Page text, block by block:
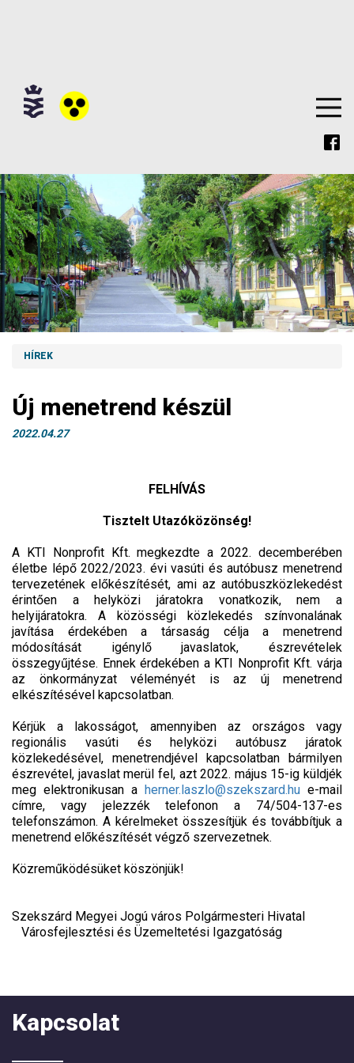
HÍREK
Új menetrend készül
2022.04.27
FELHÍVÁS
Tisztelt Utazóközönség!
A KTI Nonprofit Kft. megkezdte a 2022. decemberében
életbe lépő 2022/2023. évi vasúti és autóbusz menetrend
tervezetének előkészítését, ami az autóbuszközlekedést
érintően a helyközi járatokra vonatkozik, nem a
helyijáratokra. A közösségi közlekedés színvonalának
javítása érdekében a társaság célja a menetrend
módosítását igénylő javaslatok, észrevételek
összegyűjtése. Ennek érdekében a KTI Nonprofit Kft. várja
az önkormányzat véleményét is az új menetrend
elkészítésével kapcsolatban.
Kérjük a lakosságot, amennyiben az országos vagy
regionális vasúti és helyközi autóbusz járatok
közlekedésével, menetrendjével kapcsolatban bármilyen
észrevétel, javaslat merül fel, azt 2022. május 15-ig küldjék
meg elektronikusan a herner.laszlo@szekszard.hu e-mail
címre, vagy jelezzék telefonon a 74/504-137-es
telefonszámon. A kérelmeket összesítjük és továbbítjuk a
menetrend előkészítését végző szervezetnek.
Közreműködésüket köszönjük!
Szekszárd Megyei Jogú város Polgármesteri Hivatal
Városfejlesztési és Üzemeltetési Igazgatóság
Kapcsolat